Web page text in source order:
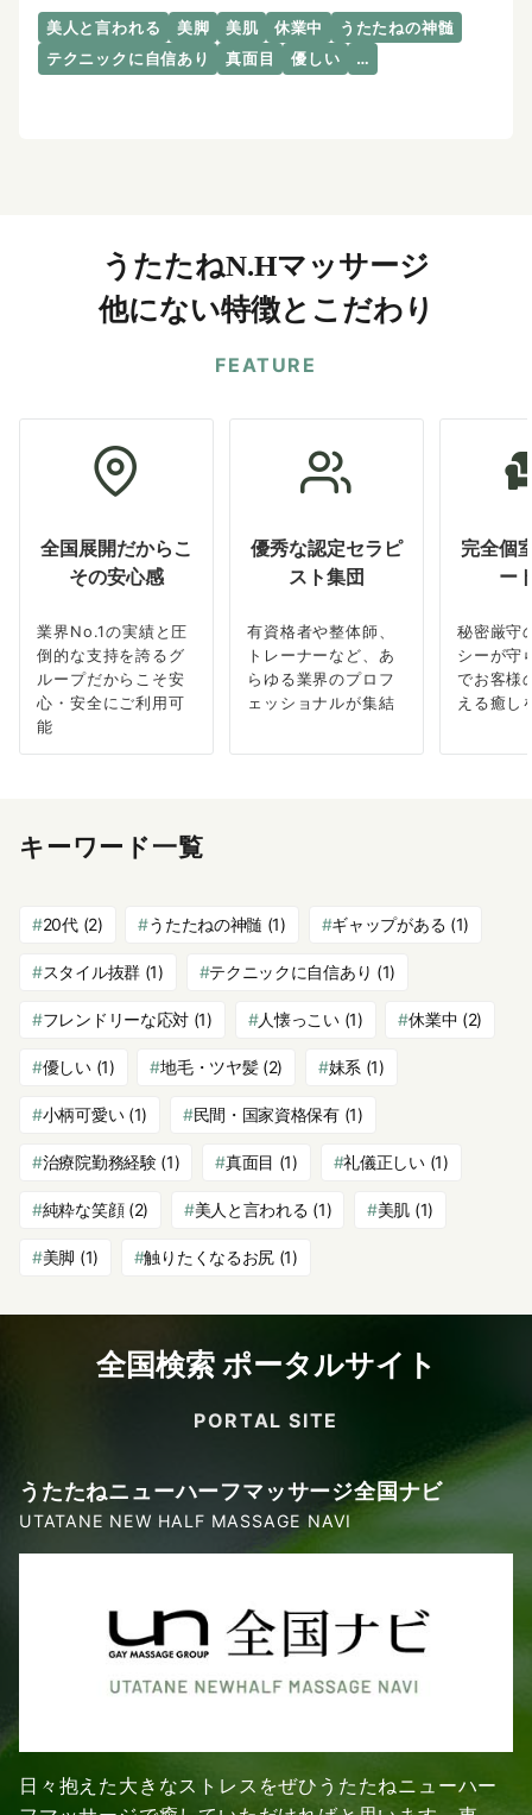
美人と言われる 美脚 美肌 休業中
うたたねの神髄
テクニックに自信あり
真面目 優しい …
うたたねN.Hマッサージ
他にない特徴とこだわり
FEATURE
全国展開だからこ
その安心感
業界No.1の実績と圧
倒的な支持を誇るグ
ループだからこそ安
心・安全にご利用可
能
優秀な認定セラピ
スト集団
有資格者や整体師、
トレーナーなど、あ
らゆる業界のプロフ
ェッショナルが集結
完全個
ー
秘密厳守
シーが守
でお客様
える癒し
キーワード一覧
20代(2) うたたねの神髄 (1) ギャップがある (1)
スタイル抜群(1) テクニックに自信あり (1)
フレンドリーな応対 (1) 人懐っこい(1) 休業中 (2)
優しい(1) 地毛・ツヤ髪(2) 妹系 (1)
小柄可愛い(1) 民間・国家資格保有(1)
治療院勤務経験(1) 真面目 (1) 礼儀正しい(1)
純粋な笑顔(2) 美人と言われる (1) 美肌 (1)
美脚 (1) 触りたくなるお尻 (1)
全国検索 ポータルサイト
PORTAL SITE
うたたねニューハーフマッサージ全国ナビ
UTATANE NEW HALF MASSAGE NAVI
日々抱えた大きなストレスをぜひうたたねニューハー